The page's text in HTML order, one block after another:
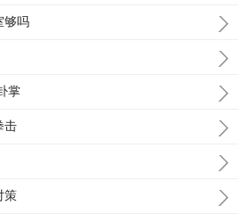
够吗
掌
击
策